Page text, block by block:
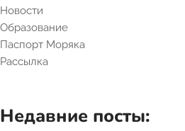
Новости
Образование
Паспорт Моряка
Рассылка
Недавние посты: